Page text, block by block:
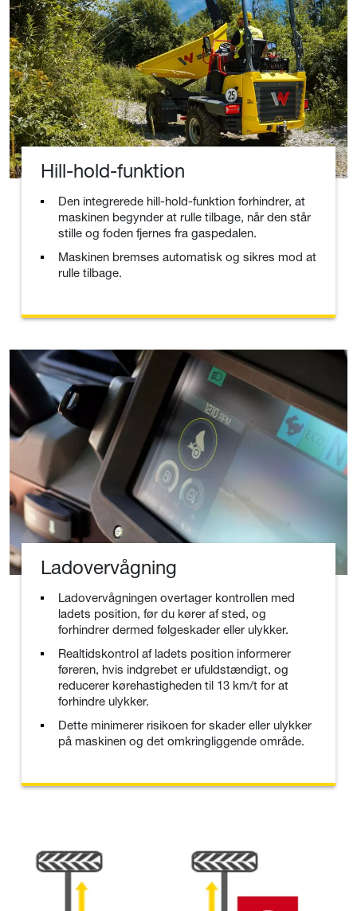
Hill-hold-funktion
Den integrerede hill-hold-funktion forhindrer, at
maskinen begynder at rulle tilbage, når den står
stille og foden fjernes fra gaspedalen.
Maskinen bremses automatisk og sikres mod at
rulle tilbage.
Ladovervågning
Ladovervågningen overtager kontrollen med
ladets position, før du kører af sted, og
forhindrer dermed følgeskader eller ulykker.
Realtidskontrol af ladets position informerer
føreren, hvis indgrebet er ufuldstændigt, og
reducerer kørehastigheden til 13 km/t for at
forhindre ulykker.
Dette minimerer risikoen for skader eller ulykker
på maskinen og det omkringliggende område.